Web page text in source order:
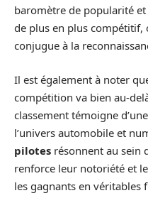
baromètre de popularité et
de plus en plus compétitif,
conjugue à la
Il est également à noter
compétition va bien au-
classement témoigne
l’univers automobile et
pilotes résonnent au sein
renforce leur notoriété et
les gagnants en véritables